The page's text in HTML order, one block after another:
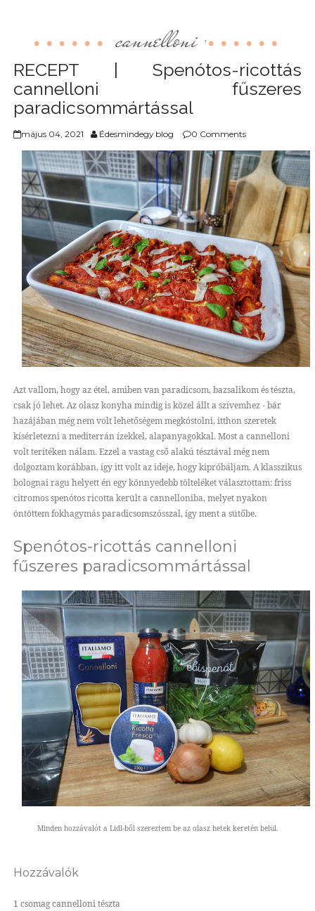
cannelloni ,
RECEPT | Spenótos-ricottás
cannelloni fűszeres
paradicsommártással
május 04, 2021 Édesmindegy blog 0 Comments
Azt vallom, hogy az étel, amiben van paradicsom, bazsalikom és tészta,
csak jó lehet. Az olasz konyha mindig is közel állt a szívemhez - bár
hazájában még nem volt lehetőségem megkóstolni, itthon szeretek
kísérletezni a mediterrán ízekkel, alapanyagokkal. Most a cannelloni
volt terítéken nálam. Ezzel a vastag cső alakú tésztával még nem
dolgoztam korábban, így itt volt az ideje, hogy kipróbáljam. A klasszikus
bolognai ragu helyett én egy könnyedebb tölteléket választottam: friss
citromos spenótos ricotta került a cannelloniba, melyet nyakon
öntöttem fokhagymás paradicsomszósszal, így ment a sütőbe.
Spenótos-ricottás cannelloni
fűszeres paradicsommártással
Minden hozzávalót a Lidl-ből szereztem be az olasz hetek keretén belül.
Hozzávalók
1 csomag cannelloni tészta